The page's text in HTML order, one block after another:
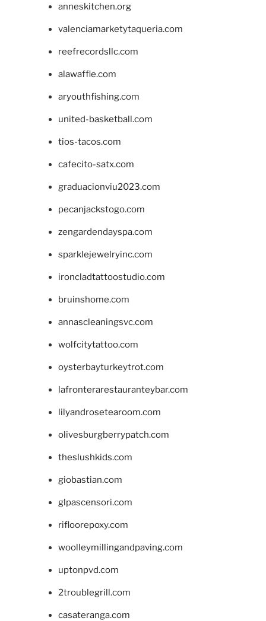
anneskitchen.org
valenciamarketytaqueria.com
reefrecordsllc.com
alawaffle.com
aryouthfishing.com
united-basketball.com
tios-tacos.com
cafecito-satx.com
graduacionviu2023.com
pecanjackstogo.com
zengardendayspa.com
sparklejewelryinc.com
ironcladtattoostudio.com
bruinshome.com
annascleaningsvc.com
wolfcitytattoo.com
oysterbayturkeytrot.com
lafronterarestauranteybar.com
lilyandrosetearoom.com
olivesburgberrypatch.com
theslushkids.com
giobastian.com
glpascensori.com
rifloorepoxy.com
woolleymillingandpaving.com
uptonpvd.com
2troublegrill.com
casateranga.com